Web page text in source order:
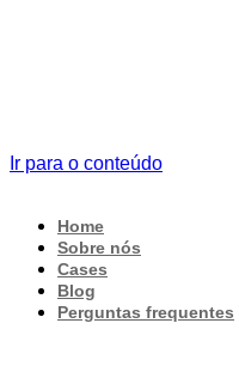
Ir para o conteúdo
Home
Sobre nós
Cases
Blog
Perguntas frequentes